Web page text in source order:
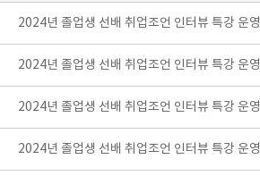
2024년 졸업생 선배 취업조언 인터뷰 특강 운영
2024년 졸업생 선배 취업조언 인터뷰 특강 운영
2024년 졸업생 선배 취업조언 인터뷰 특강 운영
2024년 졸업생 선배 취업조언 인터뷰 특강 운영